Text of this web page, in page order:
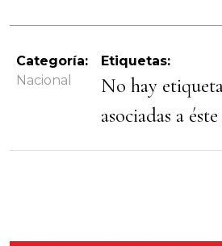
Categoría:
Nacional
Etiquetas:
No hay
asociadas a